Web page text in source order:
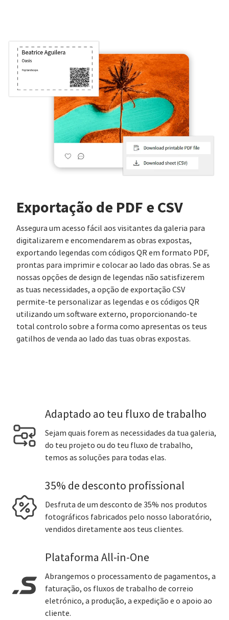
Exportação de PDF e CSV
Assegura um acesso fácil aos visitantes da galeria para
digitalizarem e encomendarem as obras expostas,
exportando legendas com códigos QR em formato PDF,
prontas para imprimir e colocar ao lado das obras. Se as
nossas opções de design de legendas não satisfizerem
as tuas necessidades, a opção de exportação CSV
permite-te personalizar as legendas e os códigos QR
utilizando um software externo, proporcionando-te
total controlo sobre a forma como apresentas os teus
gatilhos de venda ao lado das tuas obras expostas.
Adaptado ao teu fluxo de trabalho
Sejam quais forem as necessidades da tua galeria,
do teu projeto ou do teu fluxo de trabalho,
temos as soluções para todas elas.
35% de desconto profissional
Desfruta de um desconto de 35% nos produtos
fotográficos fabricados pelo nosso laboratório,
vendidos diretamente aos teus clientes.
Plataforma All-in-One
Abrangemos o processamento de pagamentos, a
faturação, os fluxos de trabalho de correio
eletrónico, a produção, a expedição e o apoio ao
cliente.